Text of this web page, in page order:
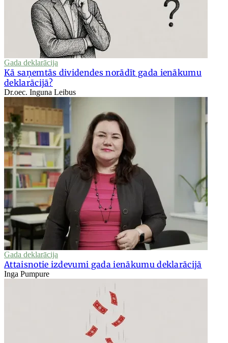
Gada deklarācija
Kā saņemtās dividendes norādīt gada ienākumu
deklarācijā?
Dr.oec. Inguna Leibus
Gada deklarācija
Attaisnotie izdevumi gada ienākumu deklarācijā
Inga Pumpure